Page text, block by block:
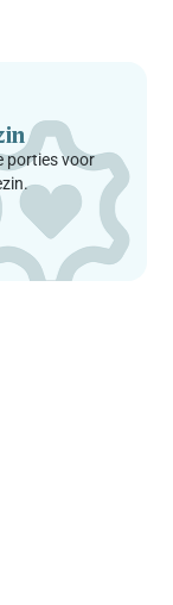
porties voor